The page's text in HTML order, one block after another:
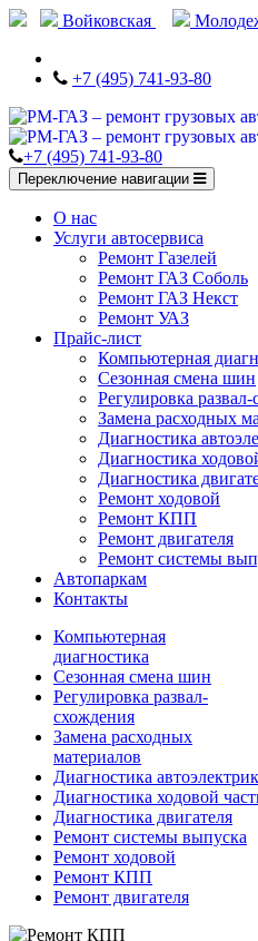
Войковская
+7 (495) 741-93-80
+7 (495) 741-93-80
Переключение навигации
О нас
Услуги автосервиса
Ремонт Газелей
Ремонт ГАЗ Соболь
Ремонт ГАЗ Некст
Ремонт УАЗ
Прайс-лист
Компьютерная
Сезонная смена шин
Регулировка
Замена расходных
Диагностика
Диагностика
Диагностика
Ремонт ходовой
Ремонт КПП
Ремонт двигателя
Ремонт системы
Автопаркам
Контакты
Компьютерная
диагностика
Сезонная смена шин
Регулировка развал-
схождения
Замена расходных
материалов
Диагностика
Диагностика ходовой
Диагностика двигателя
Ремонт системы выпуска
Ремонт ходовой
Ремонт КПП
Ремонт двигателя